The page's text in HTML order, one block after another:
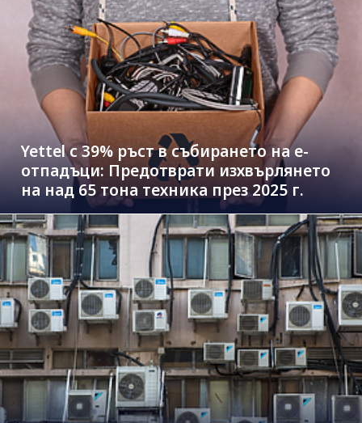
Yettel с 39% ръст в събирането на е-
отпадъци: Предотврати изхвърлянето
на над 65 тона техника през 2025 г.